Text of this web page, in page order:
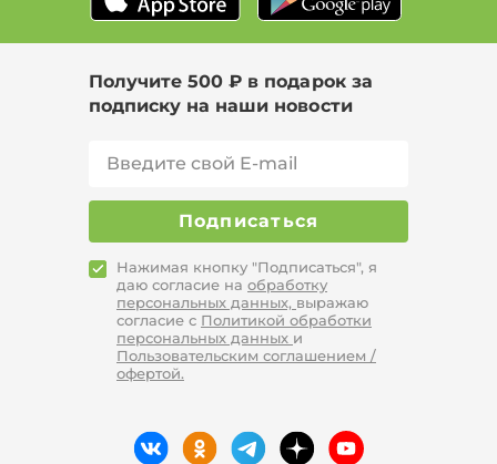
Получите 500 ₽ в подарок за
подписку на наши новости
Подписаться
Нажимая кнопку "Подписаться", я
даю согласие на обработку
персональных данных, выражаю
согласие с Политикой обработки
персональных данных и
Пользовательским соглашением /
офертой.